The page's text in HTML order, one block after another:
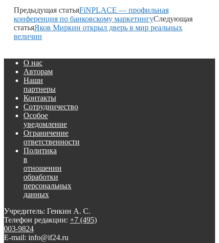
Предыдущая статьяFiNPLACE — профильная
конференция по банковскому маркетингуСледующая
статьяЯков Миркин открыл дверь в мир реальных
величин
О нас
Авторам
Наши
партнеры
Контакты
Сотрудничество
Особое
уведомление
Ограничение
ответственности
Политика
в
отношении
обработки
персональных
данных
Учредитель: Генкин А. С.
Телефон редакции: +7 (495)
003-9824
E-mail: info@if24.ru